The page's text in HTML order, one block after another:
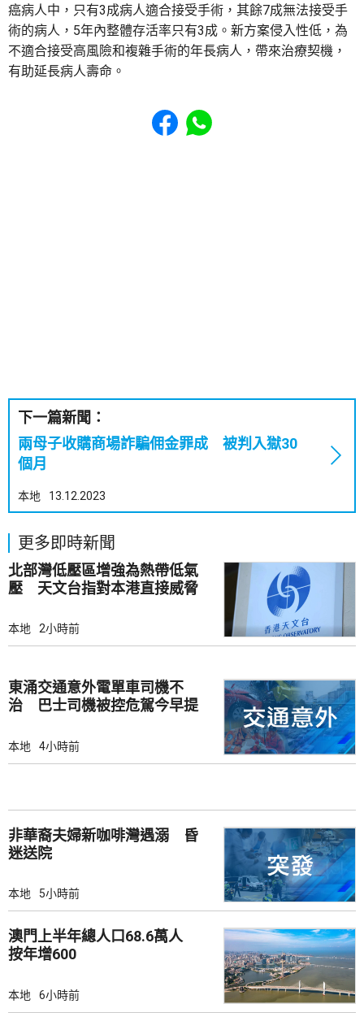
癌病人中，只有3成病人適合接受手術，其餘7成無法接受手
術的病人，5年內整體存活率只有3成。新方案侵入性低，為
不適合接受高風險和複雜手術的年長病人，帶來治療契機，
有助延長病人壽命。
Share to Facebook
Share to WhatsApp
下一篇新聞：
兩母子收購商場詐騙佣金罪成 被判入獄30
個月
本地 13.12.2023
更多即時新聞
北部灣低壓區增強為熱帶低氣
壓 天文台指對本港直接威脅
本地 2小時前
東涌交通意外電單車司機不
治 巴士司機被控危駕今早提
本地 4小時前
非華裔夫婦新咖啡灣遇溺 昏
迷送院
本地 5小時前
澳門上半年總人口68.6萬人
按年增600
本地 6小時前